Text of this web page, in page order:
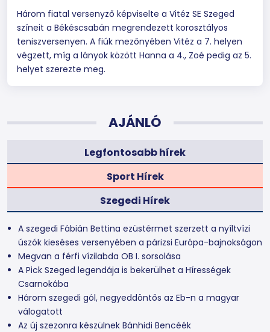
Három fiatal versenyző képviselte a Vitéz SE Szeged
színeit a Békéscsabán megrendezett korosztályos
teniszversenyen. A fiúk mezőnyében Vitéz a 7. helyen
végzett, míg a lányok között Hanna a 4., Zoé pedig az 5.
helyet szerezte meg.
AJÁNLÓ
Legfontosabb hírek
Sport Hírek
Szegedi Hírek
A szegedi Fábián Bettina ezüstérmet szerzett a nyíltvízi
úszók kieséses versenyében a párizsi Európa-bajnokságon
Megvan a férfi vízilabda OB I. sorsolása
A Pick Szeged legendája is bekerülhet a Hírességek
Csarnokába
Három szegedi gól, negyeddöntős az Eb-n a magyar
válogatott
Az új szezonra készülnek Bánhidi Bencéék